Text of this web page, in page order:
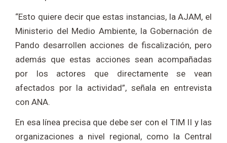
“Esto quiere decir que estas instancias, la AJAM, el
Ministerio del Medio Ambiente, la Gobernación de
Pando desarrollen acciones de fiscalización, pero
además que estas acciones sean acompañadas
por los actores que directamente se vean
afectados por la actividad”, señala en entrevista
con ANA.
En esa línea precisa que debe ser con el TIM II y las
organizaciones a nivel regional, como la Central